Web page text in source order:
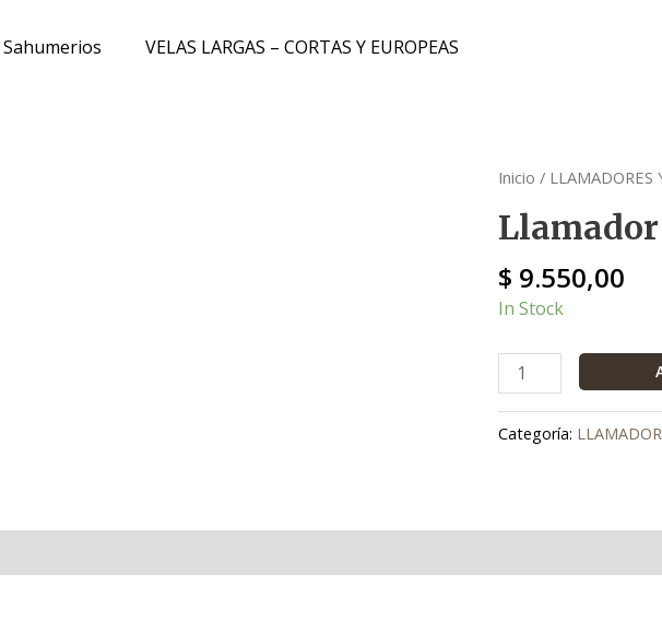
Sahumerios VELAS LARGAS – CORTAS Y EUROPEAS
Inicio / LLAMADORES
$ 9.550,00
In Stock
Llamador
cantidad
Categoría: